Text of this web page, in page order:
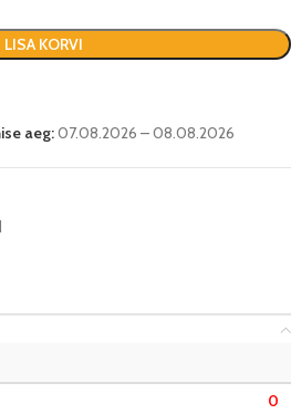
LISA KORVI
aeg:07.08.2026 – 08.08.2026
0